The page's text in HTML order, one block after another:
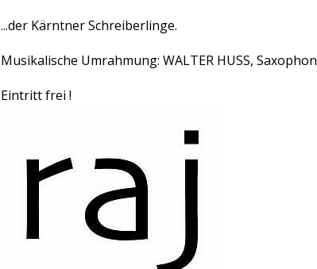
...der Kärntner Schreiberlinge.
Musikalische Umrahmung: WALTER HUSS, Saxophon
Eintritt frei !